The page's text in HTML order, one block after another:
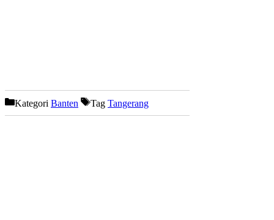
Kategori Banten Tag Tangerang